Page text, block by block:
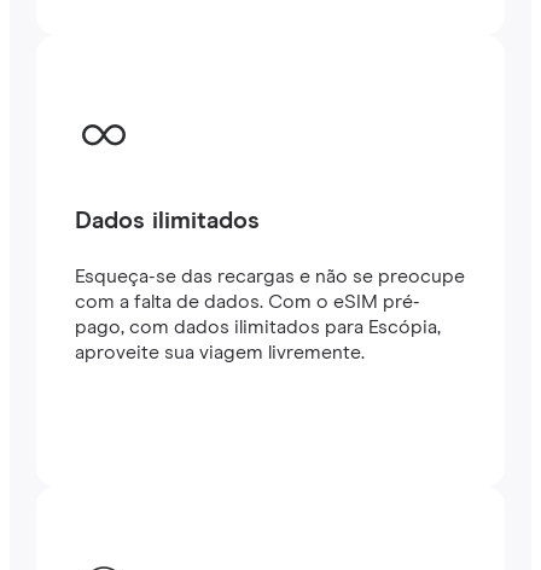
Dados ilimitados
Esqueça-se das recargas e não se preocupe
com a falta de dados. Com o eSIM pré-
pago, com dados ilimitados para Escópia,
aproveite sua viagem livremente.